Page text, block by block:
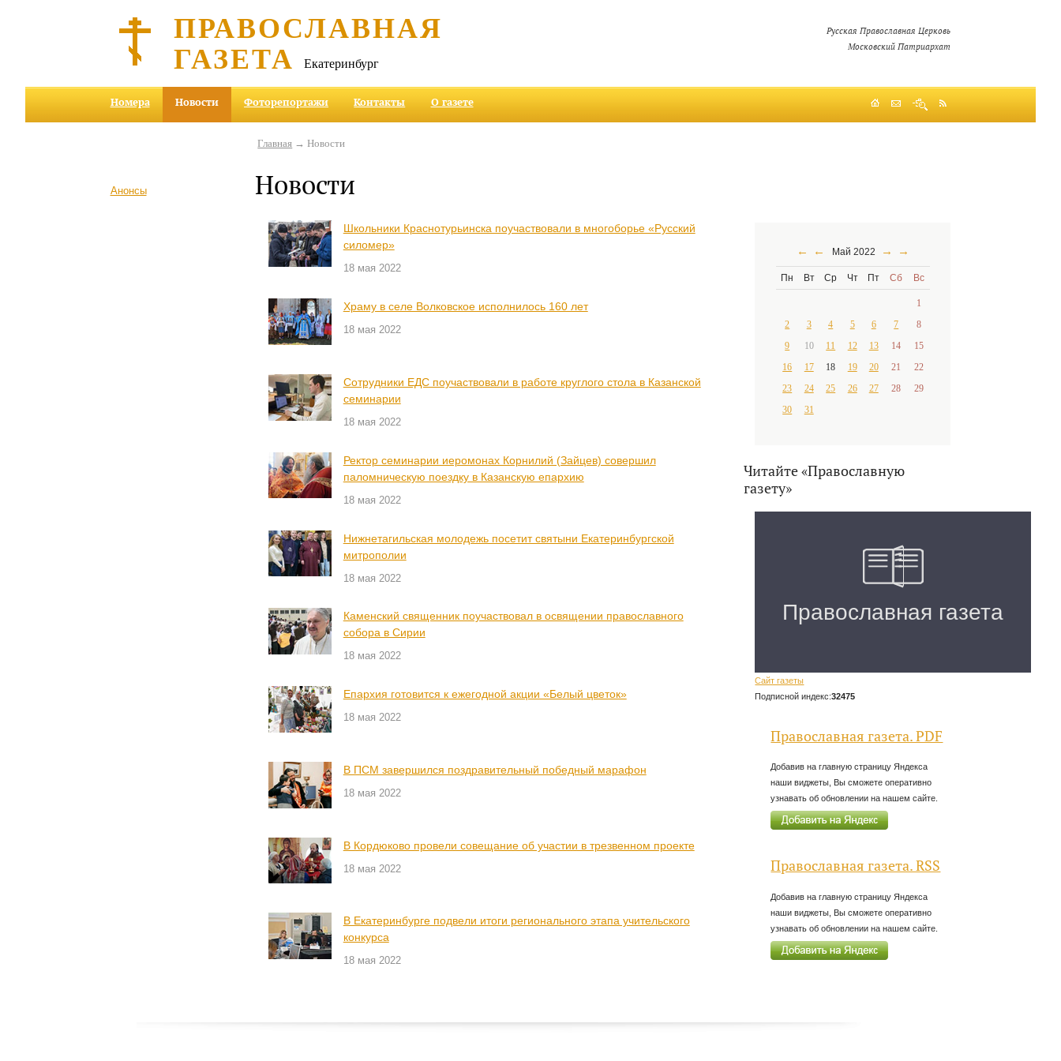
ПРАВОСЛАВНАЯ
ГАЗЕТА Екатеринбург
Русская Православная Церковь
Московский Патриархат
Номера Новости Фоторепортажи Контакты О газете
Анонсы
Главная → Новости
Новости
Школьники Краснотурьинска поучаствовали в многоборье «Русский
силомер»
18 мая 2022
Храму в селе Волковское исполнилось 160 лет
18 мая 2022
Сотрудники ЕДС поучаствовали в работе круглого стола в Казанской
семинарии
18 мая 2022
Ректор семинарии иеромонах Корнилий (Зайцев) совершил
паломническую поездку в Казанскую епархию
18 мая 2022
Нижнетагильская молодежь посетит святыни Екатеринбургской
митрополии
18 мая 2022
Каменский священник поучаствовал в освящении православного
собора в Сирии
18 мая 2022
Епархия готовится к ежегодной акции «Белый цветок»
18 мая 2022
В ПСМ завершился поздравительный победный марафон
18 мая 2022
В Кордюково провели совещание об участии в трезвенном проекте
18 мая 2022
В Екатеринбурге подвели итоги регионального этапа учительского
конкурса
18 мая 2022
← ← Май 2022 → →
Пн Вт Ср Чт Пт Сб Вс
1
2
3 4 5 6 7
8
9
10 11 12 13 14
15
16
17 18 19 20 21
22
23
24 25 26 27 28
29
30
31
Читайте «Православную
газету»
Сайт газеты
Подписной индекс:32475
Православная газета. PDF
Добавив на главную страницу Яндекса
наши виджеты, Вы сможете оперативно
узнавать об обновлении на нашем сайте.
Православная газета. RSS
Добавив на главную страницу Яндекса
наши виджеты, Вы сможете оперативно
узнавать об обновлении на нашем сайте.